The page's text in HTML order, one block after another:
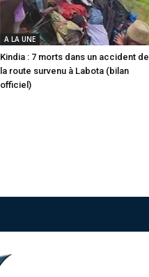
A LA UNE
Kindia : 7 morts dans un accident de
la route survenu à Labota (bilan
officiel)